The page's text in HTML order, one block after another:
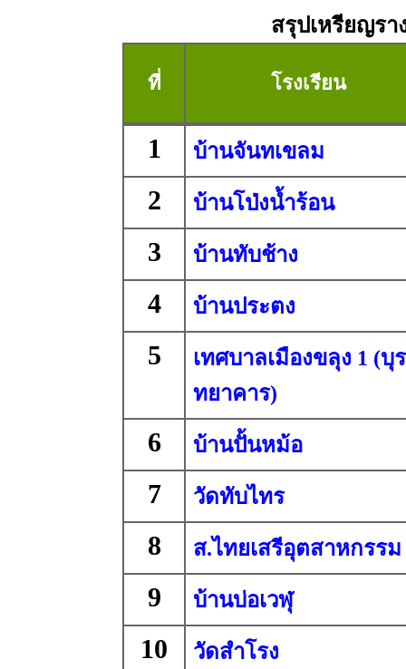
สรุปเหรียญรา
ที่ โรงเรียน
1 บ้านจันทเขลม
2 บ้านโป่งน้ำร้อน
3 บ้านทับช้าง
4 บ้านประตง
5
เทศบาลเมืองขลุง 1 (บุ
ทยาคาร)
6 บ้านปั้นหม้อ
7 วัดทับไทร
8 ส.ไทยเสรีอุตสาหกรรม
9 บ้านบ่อเวฬุ
10 วัดสำโรง